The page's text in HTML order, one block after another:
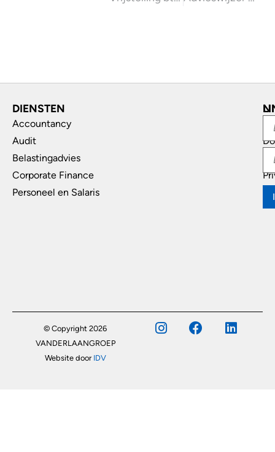
DIENSTEN
Accountancy
Audit
Belastingadvies
Corporate Finance
Personeel en Salaris
© Copyright 2026
VANDERLAANGROEP
Website door IDV